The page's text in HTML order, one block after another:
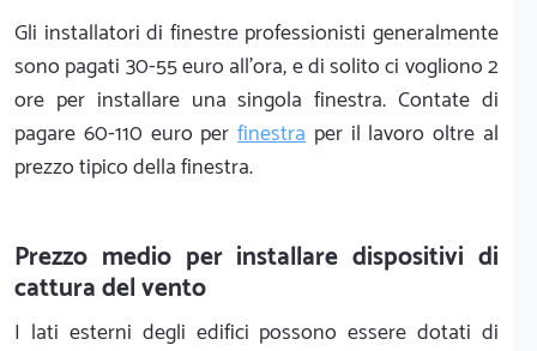
Gli installatori di finestre professionisti generalmente
sono pagati 30-55 euro all'ora, e di solito ci vogliono 2
ore per installare una singola finestra. Contate di
pagare 60-110 euro perfinestra per il lavoro oltre al
prezzo tipico della finestra.
Prezzo medio per installare dispositivi di
cattura del vento
I lati esterni degli edifici possono essere dotati di